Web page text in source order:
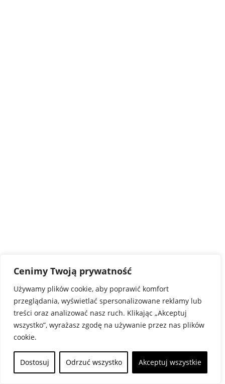
Cenimy Twoją prywatność
Używamy plików cookie, aby poprawić komfort
przeglądania, wyświetlać spersonalizowane reklamy lub
treści oraz analizować nasz ruch. Klikając „Akceptuj
wszystko”, wyrażasz zgodę na używanie przez nas plików
cookie.
Dostosuj Odrzuć wszystko Akceptuj wszystkie